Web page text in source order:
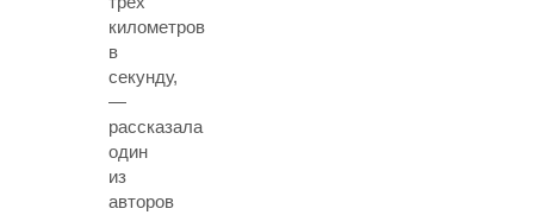
километров
в
секунду,
—
рассказала
один
из
авторов